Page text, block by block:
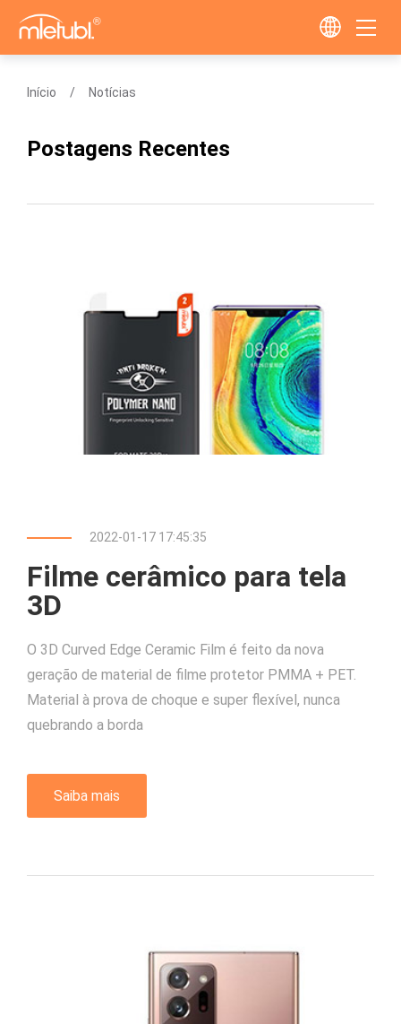
Início Notícias
Postagens Recentes
2022-01-17 17:45:35
Filme cerâmico para tela
3D
O 3D Curved Edge Ceramic Film é feito da nova
geração de material de filme protetor PMMA + PET.
Material à prova de choque e super flexível, nunca
quebrando a borda
Saiba mais